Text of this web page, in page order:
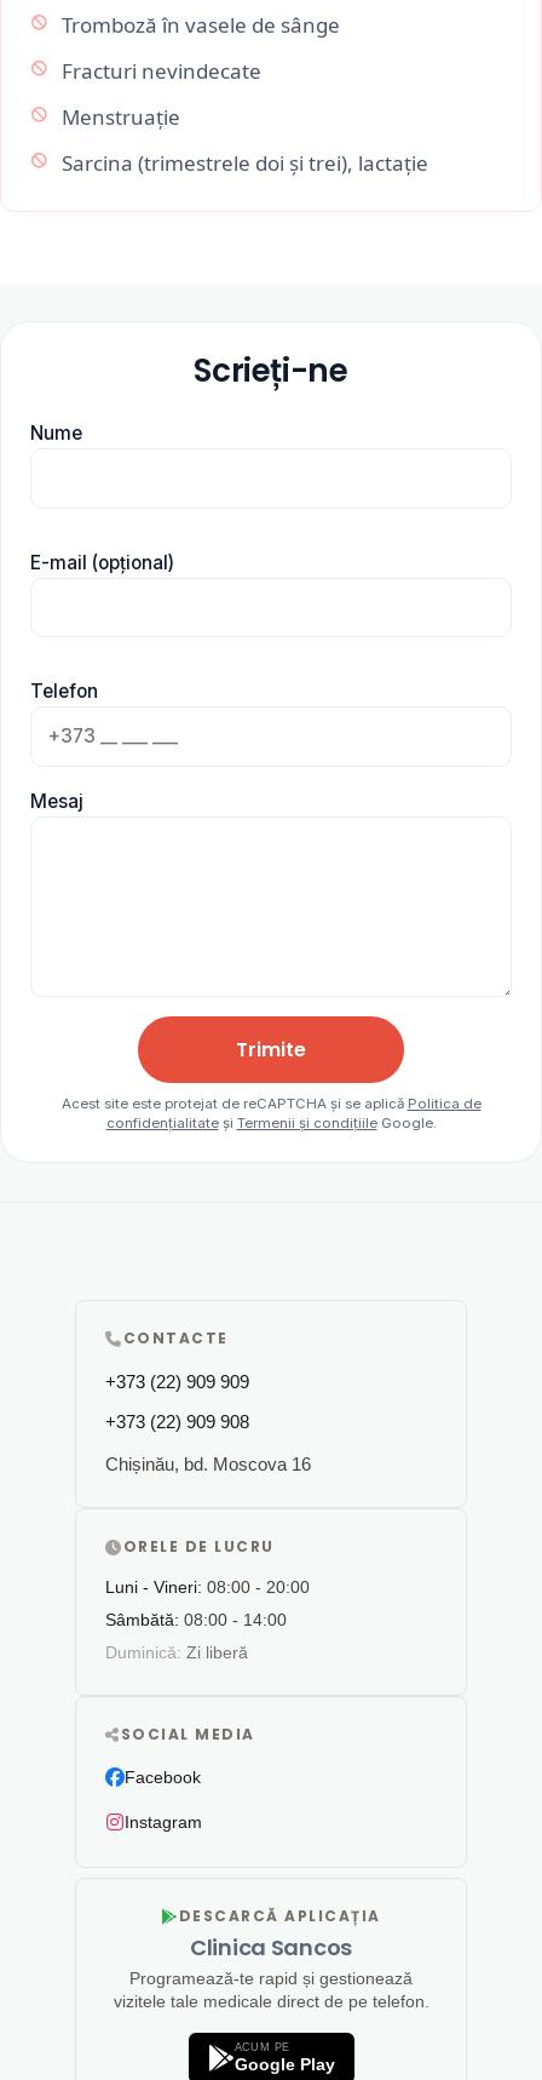
Tromboză în vasele de sânge
Fracturi nevindecate
Menstruație
Sarcina (trimestrele doi și trei), lactație
Scrieți-ne
Nume
E-mail (opțional)
Telefon
Mesaj
Trimite
Acest site este protejat de reCAPTCHA și se aplică Politica de
confidențialitateși Termenii și condițiileGoogle.
CONTACTE
+373 (22) 909 909
+373 (22) 909 908
Chișinău, bd. Moscova 16
ORELE DE LUCRU
Luni - Vineri: 08:00 - 20:00
Sâmbătă: 08:00 - 14:00
Duminică: Zi liberă
SOCIAL MEDIA
Facebook
Instagram
DESCARCĂ APLICAȚIA
Clinica Sancos
Programează-te rapid și gestionează
vizitele tale medicale direct de pe telefon.
ACUM PE
Google Play